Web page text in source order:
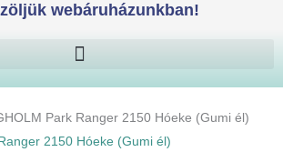
webáruházunkban!
Park Ranger 2150 Hóeke (Gumi él)